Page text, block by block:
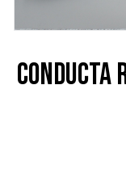
Conducta